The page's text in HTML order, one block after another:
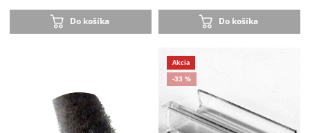
Do košíka Do košíka